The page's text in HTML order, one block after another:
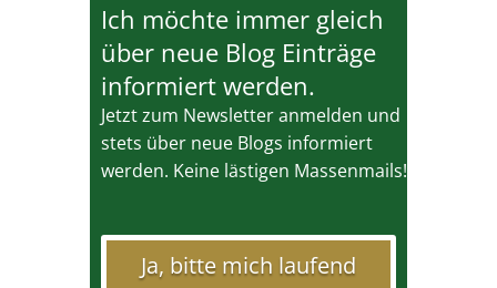
Ich möchte immer gleich
über neue Blog Einträge
informiert werden.
Jetzt zum Newsletter anmelden und
stets über neue Blogs informiert
werden. Keine lästigen Massenmails!
Ja, bitte mich laufend